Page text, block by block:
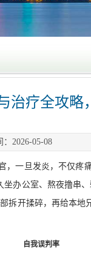
治疗全攻略
：2026-05-08
，一旦发炎，不仅疼
办公室、熬夜撸串
开揉碎，再给本地
自我误判率